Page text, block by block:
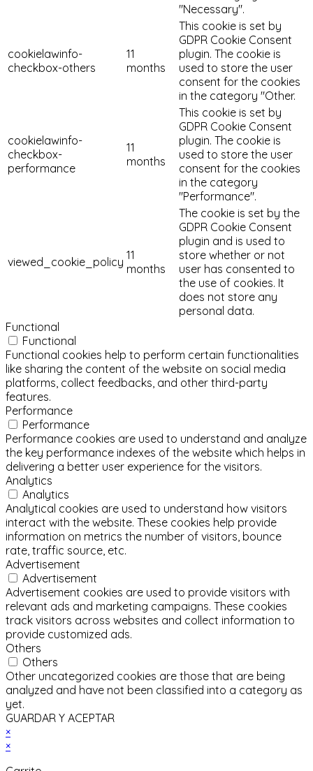
"Necessary".
cookielawinfo-
checkbox-others
11
months
This cookie is set by
GDPR Cookie Consent
plugin. The cookie is
used to store the user
consent for the cookies
in the category "Other.
cookielawinfo-
checkbox-
performance
11
months
This cookie is set by
GDPR Cookie Consent
plugin. The cookie is
used to store the user
consent for the cookies
in the category
"Performance".
viewed_cookie_policy 11
months
The cookie is set by the
GDPR Cookie Consent
plugin and is used to
store whether or not
user has consented to
the use of cookies. It
does not store any
personal data.
Functional
Functional
Functional cookies help to perform certain functionalities
like sharing the content of the website on social media
platforms, collect feedbacks, and other third-party
features.
Performance
Performance
Performance cookies are used to understand and analyze
the key performance indexes of the website which helps in
delivering a better user experience for the visitors.
Analytics
Analytics
Analytical cookies are used to understand how visitors
interact with the website. These cookies help provide
information on metrics the number of visitors, bounce
rate, traffic source, etc.
Advertisement
Advertisement
Advertisement cookies are used to provide visitors with
relevant ads and marketing campaigns. These cookies
track visitors across websites and collect information to
provide customized ads.
Others
Others
Other uncategorized cookies are those that are being
analyzed and have not been classified into a category as
yet.
GUARDAR Y ACEPTAR
×
×